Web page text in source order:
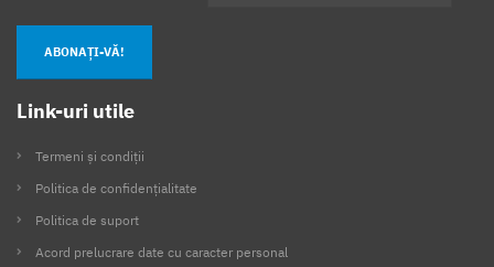
ABONAȚI-VĂ!
Link-uri utile
Termeni și condiții
Politica de confidențialitate
Politica de suport
Acord prelucrare date cu caracter personal